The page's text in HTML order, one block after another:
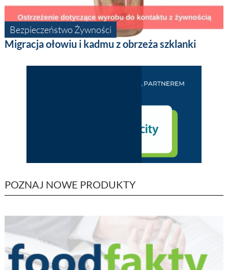
Bezpieczeństwo Żywności
Migracja ołowiu i kadmu z obrzeża szklanki
POZNAJ NOWE PRODUKTY